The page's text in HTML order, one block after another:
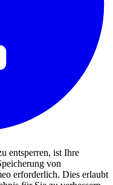
entsperren, ist Ihre
von
erforderlich. Dies erlaubt